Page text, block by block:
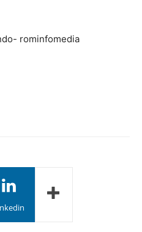
rominfomedia